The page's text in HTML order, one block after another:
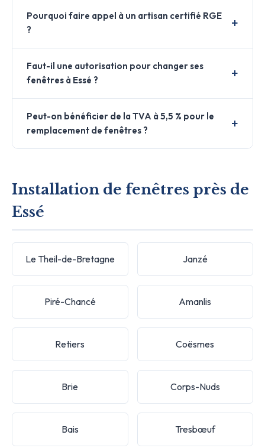
Pourquoi faire appel à un artisan certifié RGE
?
Faut-il une autorisation pour changer ses
fenêtres à Essé ?
Peut-on bénéficier de la TVA à 5,5 % pour le
remplacement de fenêtres ?
Installation de fenêtres près de
Essé
Le Theil-de-Bretagne Janzé
Piré-Chancé Amanlis
Retiers Coësmes
Brie Corps-Nuds
Bais Tresbœuf